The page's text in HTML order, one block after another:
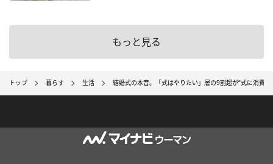
もっと見る
トップ 暮らす 生活 結婚式の本音。「式はやりたい」層の9割超が“式に消費